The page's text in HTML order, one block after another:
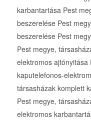
karbantartása Pest
beszerelése Pest
beszerelése Pest
Pest megye,
elektromos
kaputelefonos-
társasházak komplett
Pest megye,
elektromos